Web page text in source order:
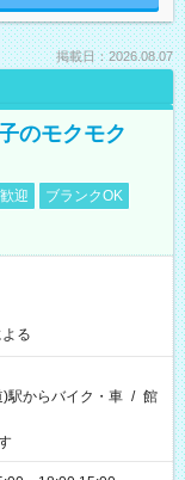
掲載日：2026.08.07
のモクモク
迎
ブランクOK
る
駅からバイク・車 / 館